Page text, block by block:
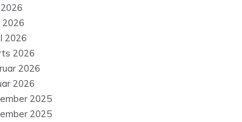
2026
2026
2026
2026
2026
2025
2025